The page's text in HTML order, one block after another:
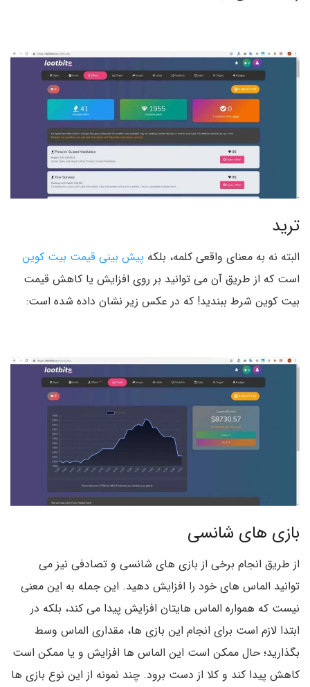
ترید
البته نه به معنای واقعی کلمه، بلکه پیش بینی قیمت بیت کوین
است که از طریق آن می توانید بر روی افزایش یا کاهش قیمت
بیت کوین شرط ببندید! که در عکس زیر نشان داده شده است:
بازی های شانسی
از طریق انجام برخی از بازی های شانسی و تصادفی نیز می
توانید الماس های خود را افزایش دهید. این جمله به این معنی
نیست که همواره الماس هایتان افزایش پیدا می کند، بلکه در
ابتدا لازم است برای انجام این بازی ها، مقداری الماس وسط
بگذارید؛ حال ممکن است این الماس ها افزایش و یا ممکن است
کاهش پیدا کند و کلا از دست برود. چند نمونه از این نوع بازی ها